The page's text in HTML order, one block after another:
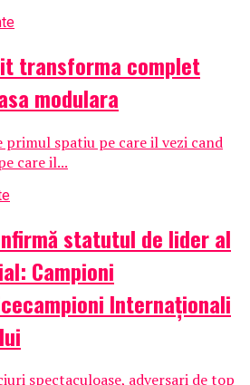
transforma complet
modulara
spatiu pe care il vezi cand
care il...
statutul de lider al
Campioni
Internaționali
spectaculoase, adversari de top